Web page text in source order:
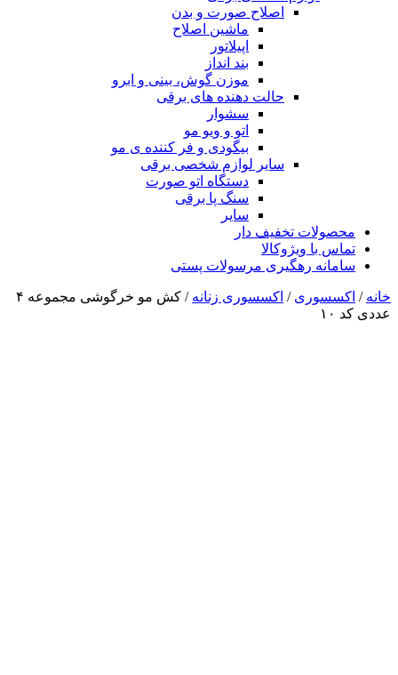
اصلاح صورت و بدن
ماشین اصلاح
اپیلاتور
بند انداز
موزن گوش، بینی و ابرو
حالت دهنده های برقی
سشوار
اتو و ویو مو
بیگودی و فر کننده ی مو
سایر لوازم شخصی برقی
دستگاه اتو صورت
سنگ پا برقی
سایر
محصولات تخفیف دار
تماس با ویژوکالا
سامانه رهگیری مرسولات پستی
خانه / اکسسوری / اکسسوری زنانه
/ کش مو خرگوشی مجموعه ۴
عددی کد ۱۰